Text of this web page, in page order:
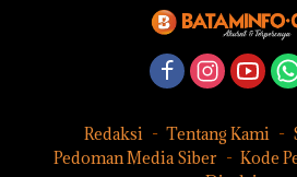
Redaksi Tentang Kami
Pedoman Media Siber
Kode